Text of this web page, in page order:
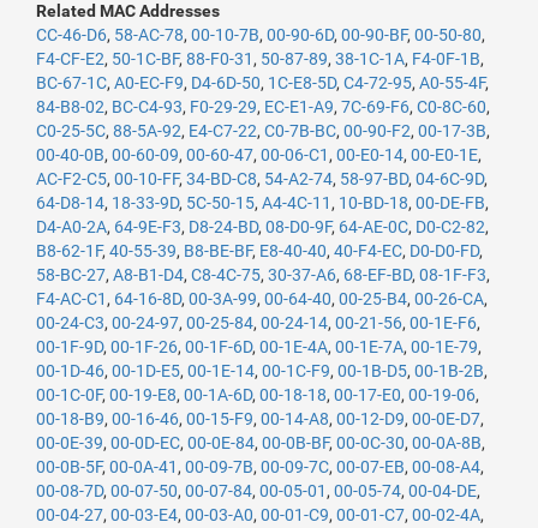
Related MAC Addresses
CC-46-D6, 58-AC-78, 00-10-7B, 00-90-6D, 00-90-BF, 00-50-80,
F4-CF-E2, 50-1C-BF, 88-F0-31 , 50-87-89, 38-1C-1A, F4-0F-1B,
BC-67-1C, A0-EC-F9, D4-6D-50, 1C-E8-5D, C4-72-95, A0-55-4F,
84-B8-02, BC-C4-93, F0-29-29, EC-E1-A9, 7C-69-F6, C0-8C-60,
C0-25-5C, 88-5A-92, E4-C7-22, C0-7B-BC, 00-90-F2, 00-17-3B,
00-40-0B, 00-60-09, 00-60-47, 00-06-C1 , 00-E0-14, 00-E0-1E,
AC-F2-C5, 00-10-FF, 34-BD-C8, 54-A2-74, 58-97-BD, 04-6C-9D,
64-D8-14, 18-33-9D, 5C-50-15, A4-4C-11 , 10-BD-18, 00-DE-FB,
D4-A0-2A, 64-9E-F3, D8-24-BD, 08-D0-9F, 64-AE-0C, D0-C2-82,
B8-62-1F, 40-55-39, B8-BE-BF, E8-40-40, 40-F4-EC, D0-D0-FD,
58-BC-27, A8-B1-D4, C8-4C-75, 30-37-A6, 68-EF-BD, 08-1F-F3,
F4-AC-C1 , 64-16-8D, 00-3A-99, 00-64-40, 00-25-B4, 00-26-CA,
00-24-C3, 00-24-97, 00-25-84, 00-24-14, 00-21-56, 00-1E-F6,
00-1F-9D, 00-1F-26, 00-1F-6D, 00-1E-4A, 00-1E-7A, 00-1E-79,
00-1D-46, 00-1D-E5, 00-1E-14, 00-1C-F9, 00-1B-D5, 00-1B-2B,
00-1C-0F, 00-19-E8, 00-1A-6D, 00-18-18, 00-17-E0, 00-19-06,
00-18-B9, 00-16-46, 00-15-F9, 00-14-A8, 00-12-D9, 00-0E-D7,
00-0E-39, 00-0D-EC, 00-0E-84, 00-0B-BF, 00-0C-30, 00-0A-8B,
00-0B-5F, 00-0A-41 , 00-09-7B, 00-09-7C, 00-07-EB, 00-08-A4,
00-08-7D, 00-07-50, 00-07-84, 00-05-01 , 00-05-74, 00-04-DE,
00-04-27, 00-03-E4, 00-03-A0, 00-01-C9, 00-01-C7, 00-02-4A,